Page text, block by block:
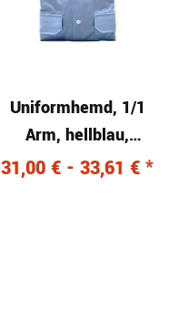
Uniformhemd, 1/1
Arm, hellblau,
Mischgewebe (55/45)
31,00 € - 33,61 € *